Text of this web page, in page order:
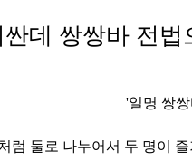
데 쌍쌍바 전법
'일명 쌍
럼 둘로 나누어서 두 명이